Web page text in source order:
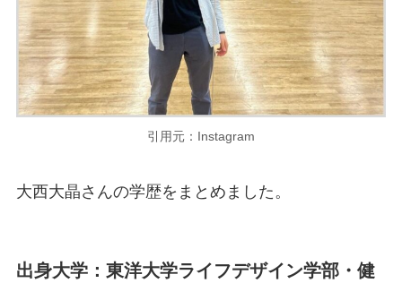
引用元：Instagram
大西大晶さんの学歴をまとめました。
出身大学： 東洋大学ライフデザイン学部・健